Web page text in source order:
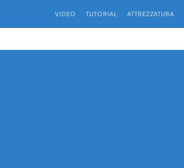
VIDEO TUTORIAL ATTREZZATURA